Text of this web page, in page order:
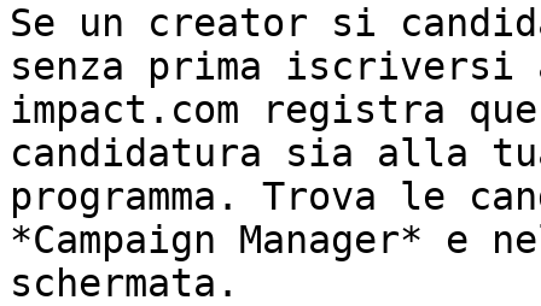
Se un creator si
senza prima iscriversi
impact.com registra
candidatura sia alla
programma. Trova le
*Campaign Manager*
schermata.